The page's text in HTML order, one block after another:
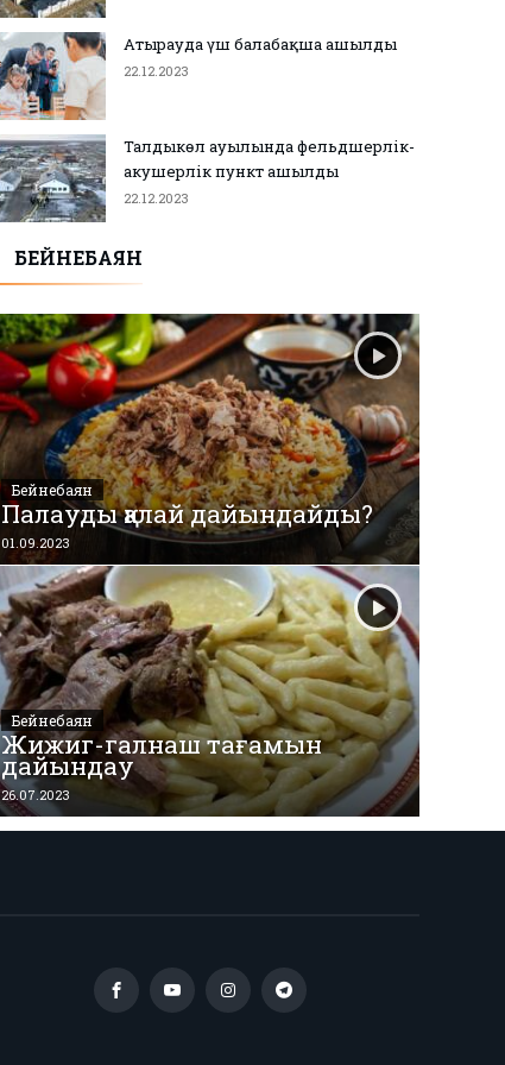
Атырауда үш балабақша ашылды
22.12.2023
Талдыкөл ауылында фельдшерлік-
акушерлік пункт ашылды
22.12.2023
БЕЙНЕБАЯН
Бейнебаян
Палауды қалай дайындайды?
01.09.2023
Бейнебаян
Жижиг-галнаш тағамын
дайындау
26.07.2023